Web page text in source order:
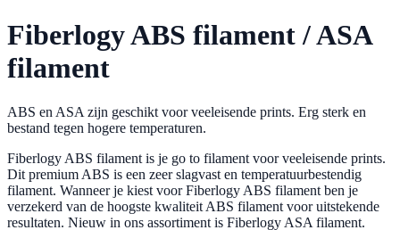
Fiberlogy ABS filament / ASA
filament
ABS en ASA zijn geschikt voor veeleisende prints. Erg sterk en
bestand tegen hogere temperaturen.
Fiberlogy ABS filament is je go to filament voor veeleisende prints.
Dit premium ABS is een zeer slagvast en temperatuurbestendig
filament. Wanneer je kiest voor Fiberlogy ABS filament ben je
verzekerd van de hoogste kwaliteit ABS filament voor uitstekende
resultaten. Nieuw in ons assortiment is Fiberlogy ASA filament.